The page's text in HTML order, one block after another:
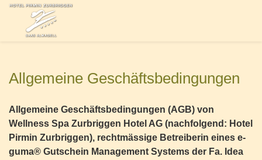
Allgemeine Geschäftsbedingungen
Allgemeine Geschäftsbedingungen (AGB) von
Wellness Spa Zurbriggen Hotel AG (nachfolgend: Hotel
Pirmin Zurbriggen), rechtmässige Betreiberin eines e-
guma® Gutschein Management Systems der Fa. Idea